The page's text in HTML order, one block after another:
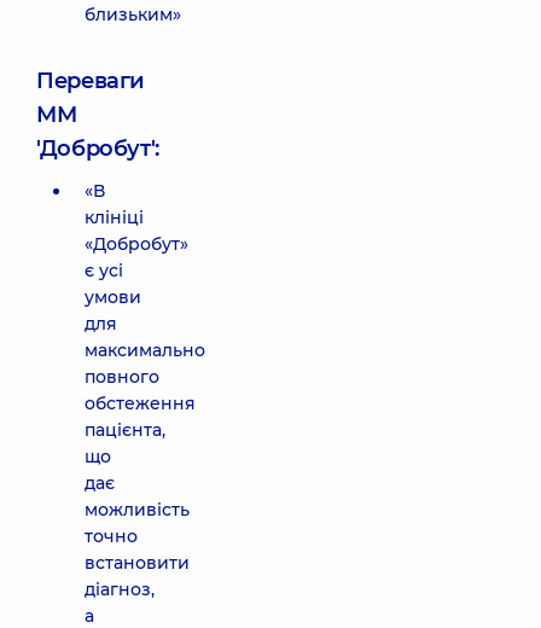
близьким»
Переваги
ММ
'Добробут':
«В
клініці
«Добробут»
є усі
умови
для
максимально
повного
обстеження
пацієнта,
що
дає
можливість
точно
встановити
діагноз,
а